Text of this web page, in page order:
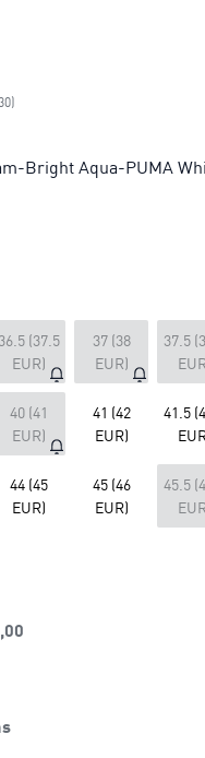
fútbol FUTURE 9
FUTURE 9
Bright Aqua-PUMA
36.5 (37.5
EUR)
37 (38
EUR)
37.5
40 (41
EUR)
41 (42
EUR)
41.5
44 (45
EUR)
45 (46
EUR)
45.5